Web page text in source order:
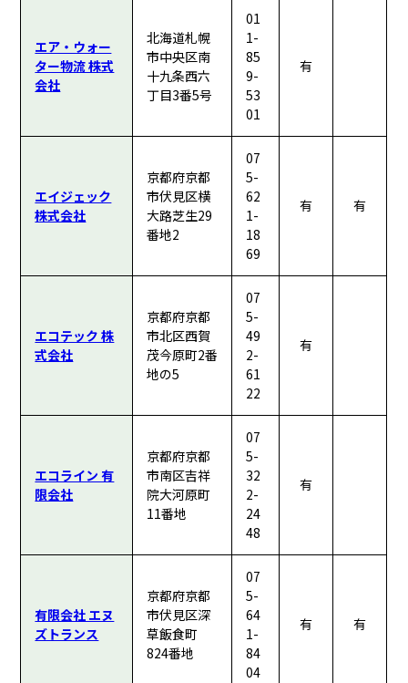
エア・ウォー
ター物流 株式
会社
北海道札幌
市中央区南
十九条西六
丁目3番5号
01
1-
85
9-
53
01
有
エイジェック
株式会社
京都府京都
市伏見区横
大路芝生29
番地2
07
5-
62
1-
18
69
有 有
エコテック 株
式会社
京都府京都
市北区西賀
茂今原町2番
地の5
07
5-
49
2-
61
22
有
エコライン 有
限会社
京都府京都
市南区吉祥
院大河原町
11番地
07
5-
32
2-
24
48
有
有限会社 エヌ
ズトランス
京都府京都
市伏見区深
草飯食町
824番地
07
5-
64
1-
84
04
有 有